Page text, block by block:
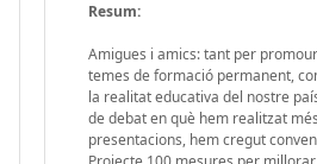
Resum:
Amigues i amics: tant per
temes de formació permanent,
la realitat educativa del nostre
de debat en què hem realitzat
presentacions, hem cregut